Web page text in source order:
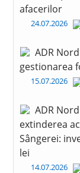
afacerilor
24.07.2026
ADR
gestionarea
15.07.2026
ADR
extinderea
Sângerei:
lei
14.07.2026